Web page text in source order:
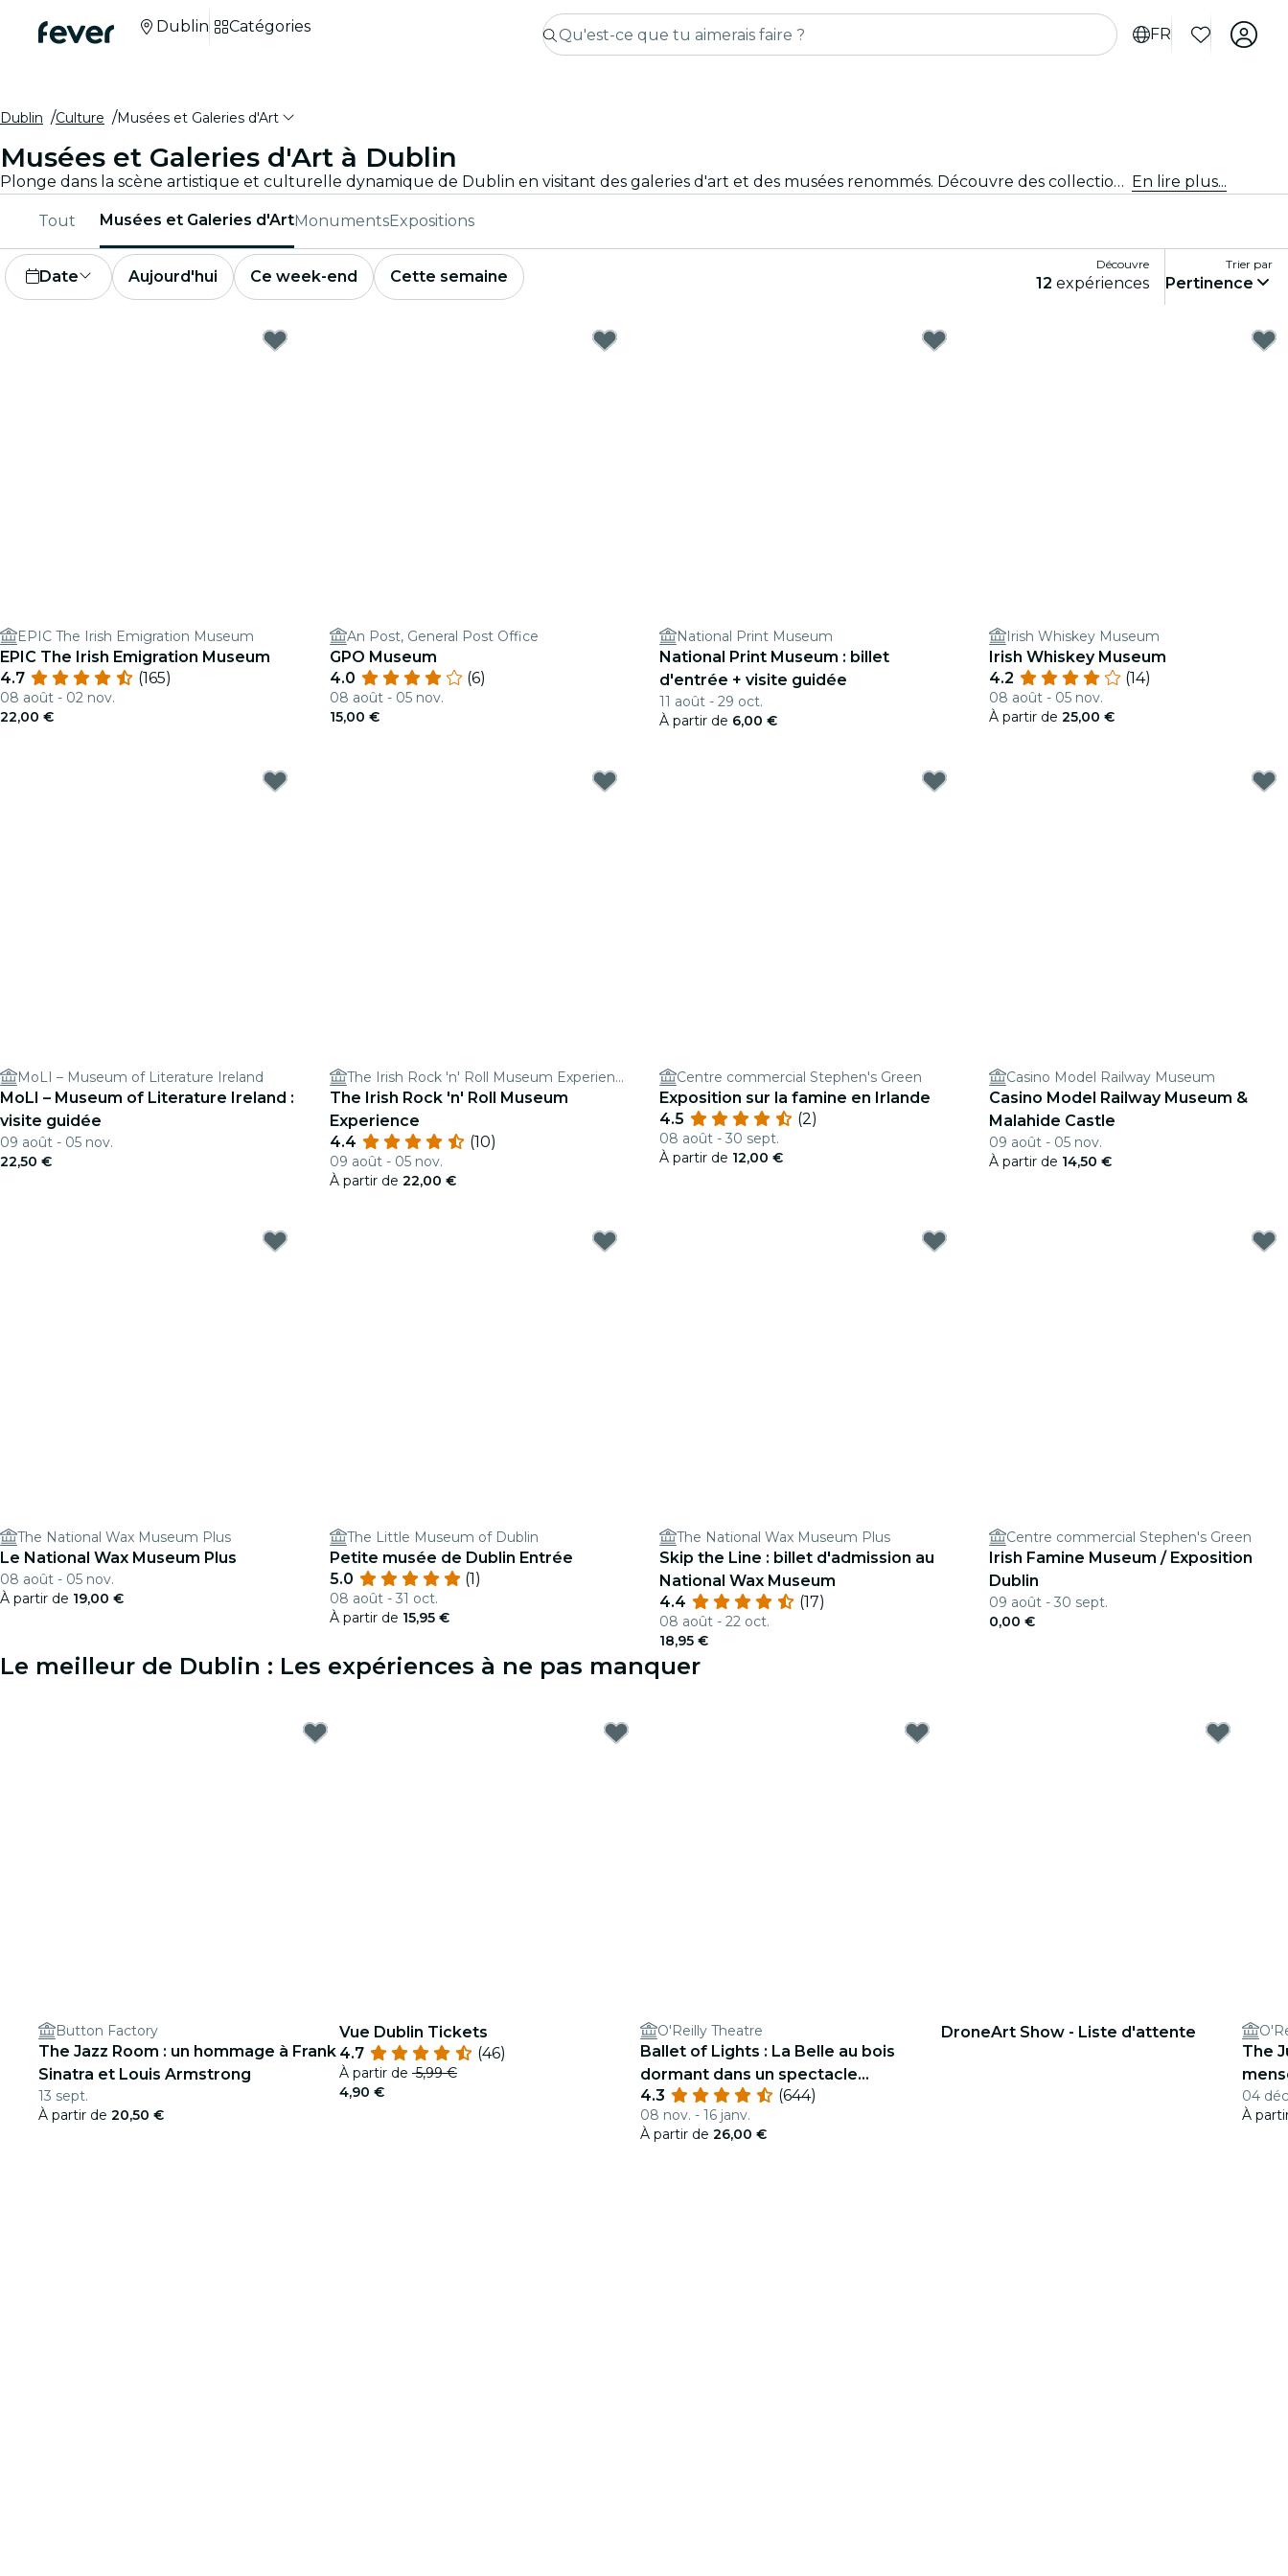
FR
Dublin Catégories
Dublin Culture Musées et Galeries d'Art
Musées et Galeries d'Art à Dublin
Plonge dans la scène artistique et culturelle dynamique de Dublin en visitant des galeries d'art et des musées renommés. Découvre des collections et des expositions diverses qui t'inspirent et te captivent. En lire plus...
Tout Musées et Galeries d'ArtMonumentsExpositions
Date Aujourd'hui Ce week-end Cette semaine
Découvre
12 expériences
Trier par
Pertinence
EPIC The Irish Emigration Museum
EPIC The Irish Emigration Museum
4.7
(165)
08 août - 02 nov.
22,00 €
An Post, General Post Office
GPO Museum
4.0
(6)
08 août - 05 nov.
15,00 €
National Print Museum
National Print Museum : billet
d'entrée + visite guidée
11 août - 29 oct.
À partir de 6,00 €
Irish Whiskey Museum
Irish Whiskey Museum
4.2
(14)
08 août - 05 nov.
À partir de 25,00 €
MoLI – Museum of Literature Ireland
MoLI – Museum of Literature Ireland :
visite guidée
09 août - 05 nov.
22,50 €
The Irish Rock 'n' Roll Museum Experience
The Irish Rock 'n' Roll Museum
Experience
4.4
(10)
09 août - 05 nov.
À partir de 22,00 €
Centre commercial Stephen's Green
Exposition sur la famine en Irlande
4.5
(2)
08 août - 30 sept.
À partir de 12,00 €
Casino Model Railway Museum
Casino Model Railway Museum &
Malahide Castle
09 août - 05 nov.
À partir de 14,50 €
The National Wax Museum Plus
Le National Wax Museum Plus
08 août - 05 nov.
À partir de 19,00 €
The Little Museum of Dublin
Petite musée de Dublin Entrée
5.0
(1)
08 août - 31 oct.
À partir de 15,95 €
The National Wax Museum Plus
Skip the Line : billet d'admission au
National Wax Museum
4.4
(17)
08 août - 22 oct.
18,95 €
Centre commercial Stephen's Green
Irish Famine Museum / Exposition
Dublin
09 août - 30 sept.
0,00 €
Le meilleur de Dublin : Les expériences à ne pas manquer
Button Factory
The Jazz Room : un hommage à Frank
Sinatra et Louis Armstrong
13 sept.
À partir de 20,50 €
Vue Dublin Tickets
4.7
(46)
À partir de 5,99 €
4,90 €
O'Reilly Theatre
Ballet of Lights : La Belle au bois
dormant dans un spectacle
étincelant
4.3 (644)
08 nov. - 16 janv.
À partir de 26,00 €
DroneArt Show - Liste d'attente
The
04
À